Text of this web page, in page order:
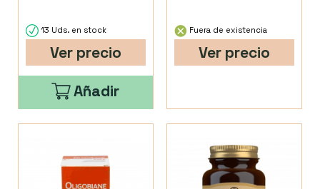
13 Uds. en stock
Ver precio
Añadir
Fuera de existencia
Ver precio